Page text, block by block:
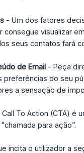
- Um dos fatores
consegue visualizar
seus contatos fará
de Email - Peça
do seu
a sensação de
Call To Action (CTA) é
para ação”.
incita o utilizador a